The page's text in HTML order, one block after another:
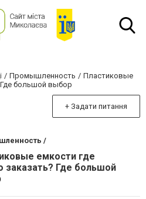
Промышленность
Пластиковые
большой выбор
+ Задати питання
/
емкости где
заказать? Где большой